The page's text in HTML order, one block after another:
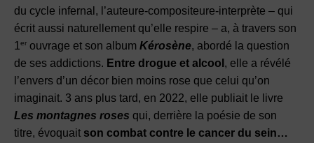
du cycle infernal, l’auteure-compositeure-interprète – qui
écrit aussi naturellement qu’elle respire – a, à travers son
1 er ouvrage et son album Kérosène, abordé la question
de ses addictions. Entre drogue et alcool , elle a révélé
l’envers d’un décor bien moins rose que celui qu’on
imaginait. 3 ans plus tard, en 2022, elle publiait le livre
Les montagnes roses qui, derrière la poésie de son
titre, évoquait son combat contre le cancer du sein…